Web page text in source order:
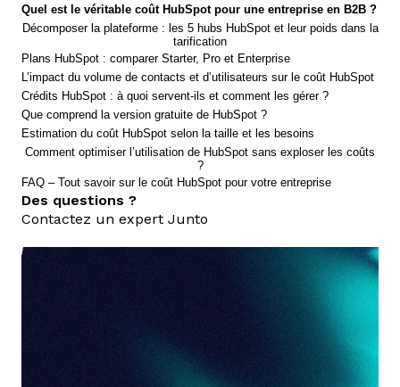
Quel est le véritable coût HubSpot pour une entreprise en B2B ?
Décomposer la plateforme : les 5 hubs HubSpot et leur poids dans la
tarification
Plans HubSpot : comparer Starter, Pro et Enterprise
L’impact du volume de contacts et d’utilisateurs sur le coût HubSpot
Crédits HubSpot : à quoi servent-ils et comment les gérer ?
Que comprend la version gratuite de HubSpot ?
Estimation du coût HubSpot selon la taille et les besoins
Comment optimiser l’utilisation de HubSpot sans exploser les coûts
?
FAQ – Tout savoir sur le coût HubSpot pour votre entreprise
Des questions ?
Contactez un expert Junto